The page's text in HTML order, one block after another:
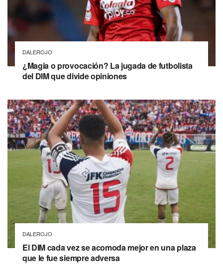
DALEROJO
¿Magia o provocación? La jugada de futbolista
del DIM que divide opiniones
DALEROJO
El DIM cada vez se acomoda mejor en una plaza
que le fue siempre adversa